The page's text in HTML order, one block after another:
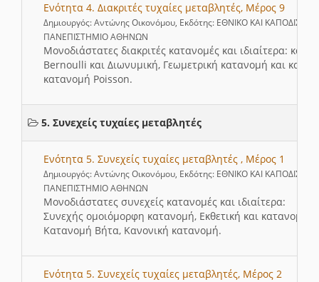
Ενότητα 4. Διακριτές τυχαίες μεταβλητές, Μέρος 9
Δημιουργός: Αντώνης Οικονόμου, Εκδότης: ΕΘΝΙΚΟ ΚΑΙ
ΠΑΝΕΠΙΣΤΗΜΙΟ ΑΘΗΝΩΝ
Μονοδιάστατες διακριτές κατανομές και ιδιαίτερα:
Bernoulli και Διωνυμική, Γεωμετρική κατανομή και
κατανομή Poisson.
5. Συνεχείς τυχαίες μεταβλητές
Ενότητα 5. Συνεχείς τυχαίες μεταβλητές , Μέρος 1
Δημιουργός: Αντώνης Οικονόμου, Εκδότης: ΕΘΝΙΚΟ ΚΑΙ
ΠΑΝΕΠΙΣΤΗΜΙΟ ΑΘΗΝΩΝ
Μονοδιάστατες συνεχείς κατανομές και ιδιαίτερα:
Συνεχής ομοιόμορφη κατανομή, Eκθετική και κατανομή
Κατανομή Βήτα, Κανονική κατανομή.
Ενότητα 5. Συνεχείς τυχαίες μεταβλητές, Μέρος 2